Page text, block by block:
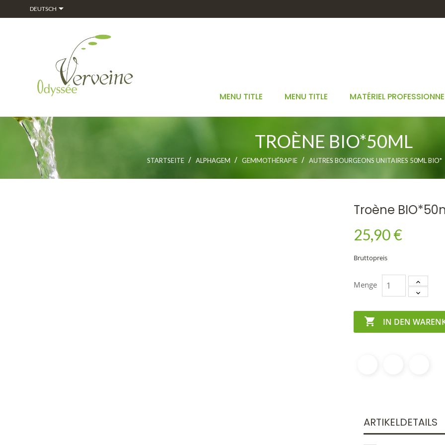
DEUTSCH
MENU TITLE MENU TITLE MATÉRIEL
TROÈNE BIO*50ML
STARTSEITE ALPHAGEM GEMMOTHÉRAPIE AUTRES BOURGEONS UNITAIRES 50ML BIO*
Troène
25,90 €
Bruttopreis
Menge
 IN DEN
ARTIKELDETAILS